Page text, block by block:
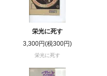
栄光に死す
3,300円(税300円)
栄光に死す